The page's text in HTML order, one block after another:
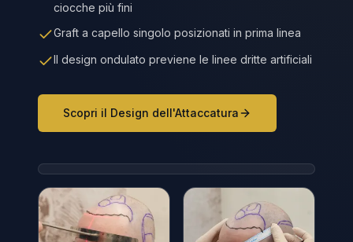
ciocche più fini
Graft a capello singolo posizionati in prima linea
Il design ondulato previene le linee dritte artificiali
Scopri il Design dell'Attaccatura